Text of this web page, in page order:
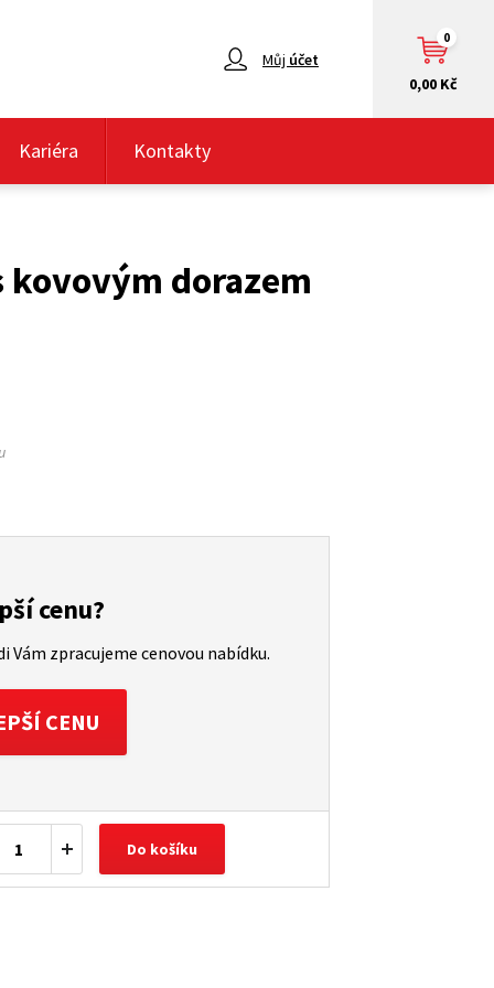
0,00 Kč
0
Můj účet
Kariéra Kontakty
kovovým dorazem
cenu?
Vám zpracujeme cenovou nabídku.
CENU
Do košíku